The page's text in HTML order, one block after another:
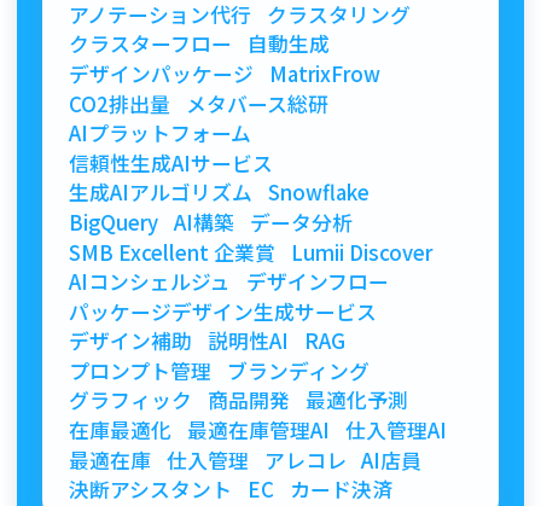
アノテーション代行
クラスタリング
クラスターフロー
自動生成
デザインパッケージ
MatrixFrow
CO2排出量
メタバース総研
AIプラットフォーム
信頼性生成AIサービス
生成AIアルゴリズム Snowflake
BigQuery AI構築
データ分析
SMB Excellent 企業賞
Lumii Discover
AIコンシェルジュ
デザインフロー
パッケージデザイン生成サービス
デザイン補助 説明性AI
RAG
プロンプト管理
ブランディング
グラフィック
商品開発
最適化予測
在庫最適化 最適在庫管理AI
仕入管理AI
最適在庫 仕入管理 アレコレ AI店員
決断アシスタント
EC カード決済